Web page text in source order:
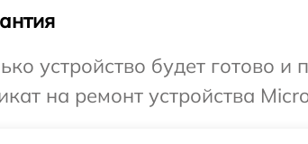
устройство будет готово
на ремонт устройства